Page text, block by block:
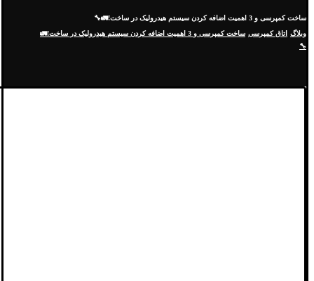
ساخت کمپرسی و 3 اهمیت اضافه کردن سیستم هیدرولیک در ساخت!🚛🔧
وبلاگ اتاق کمپرسی
ساخت کمپرسی و 3 اهمیت اضافه کردن سیستم هیدرولیک در ساخت!🚛
🔧